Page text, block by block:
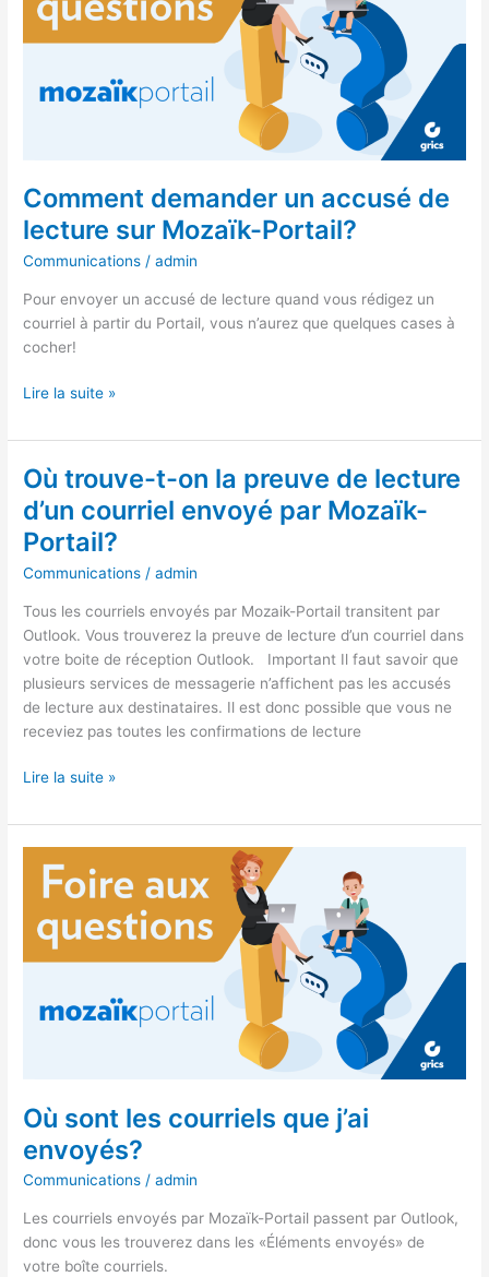
Comment demander un accusé de
lecture sur Mozaïk-Portail?
Communications /admin
Pour envoyer un accusé de lecture quand vous rédigez un
courriel à partir du Portail, vous n’aurez que quelques cases à
cocher!
accusé
sur
Mozaïk-
Lire la suite »
Où trouve-t-on la preuve de lecture
d’un courriel envoyé par Mozaïk-
Portail?
Communications /admin
Tous les courriels envoyés par Mozaik-Portail transitent par
Outlook. Vous trouverez la preuve de lecture d’un courriel dans
votre boite de réception Outlook. Important Il faut savoir que
plusieurs services de messagerie n’affichent pas les accusés
de lecture aux destinataires. Il est donc possible que vous ne
receviez pas toutes les confirmations de lecture
Où
trouve-
t-
on
la
de
lecture
d’un
courriel
envoyé
par Mozaïk-
Lire la suite »
Où sont les courriels que j’ai
envoyés?
Communications /admin
Les courriels envoyés par Mozaïk-Portail passent par Outlook,
donc vous les trouverez dans les «Éléments envoyés» de
votre boîte courriels.
sont
courriels
envoyés?